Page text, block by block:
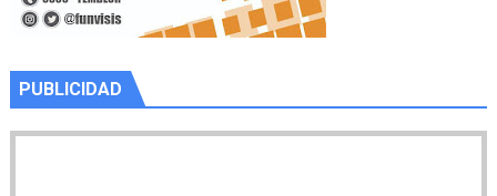
PUBLICIDAD